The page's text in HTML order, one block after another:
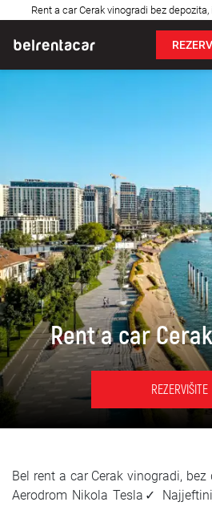
O nama
Najčešća pitanja
Blog
Kontakt
SRPSKI
Rent a car
REZERVIŠITE
Bel rent a car Cerak vinogradi,
Aerodrom Nikola Tesla✓